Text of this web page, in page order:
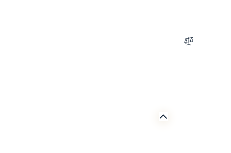
Zum